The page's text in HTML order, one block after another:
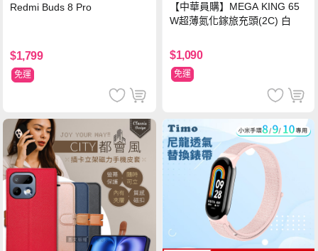
Redmi Buds 8 Pro
$1,799
免運
【中華員購】MEGA KING 65
W超薄氮化鎵旅充頭(2C) 白
$1,090
免運